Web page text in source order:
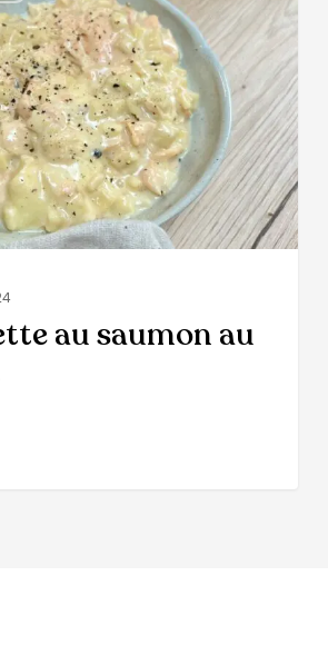
au saumon au